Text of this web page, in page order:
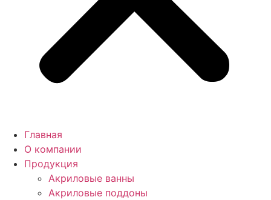
Главная
О компании
Продукция
Акриловые ванны
Акриловые поддоны